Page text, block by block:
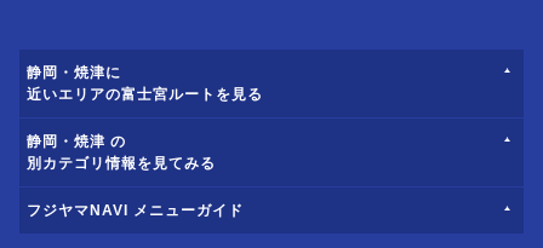
静岡・焼津に
近いエリアの富士宮ルートを見る
静岡・焼津 の
別カテゴリ情報を見てみる
フジヤマNAVI メニューガイド